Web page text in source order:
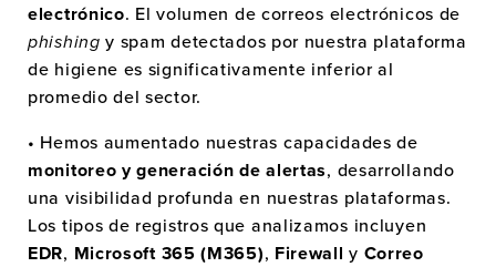
electrónico. El volumen de correos electrónicos de
phishing y spam detectados por nuestra plataforma
de higiene es significativamente inferior al
promedio del sector.
• Hemos aumentado nuestras capacidades de
monitoreo y generación de alertas, desarrollando
una visibilidad profunda en nuestras plataformas.
Los tipos de registros que analizamos incluyen
EDR, Microsoft 365 (M365), Firewall y Correo